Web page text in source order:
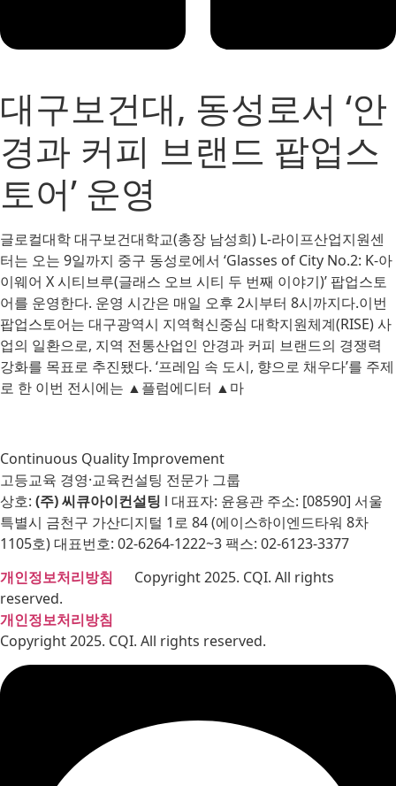
대구보건대, 동성로서 ‘안
경과 커피 브랜드 팝업스
토어’ 운영
글로컬대학 대구보건대학교(총장 남성희) L-라이프산업지원센
터는 오는 9일까지 중구 동성로에서 ‘Glasses of City No.2: K-아
이웨어 X 시티브루(글래스 오브 시티 두 번째 이야기)’ 팝업스토
어를 운영한다. 운영 시간은 매일 오후 2시부터 8시까지다.이번
팝업스토어는 대구광역시 지역혁신중심 대학지원체계(RISE) 사
업의 일환으로, 지역 전통산업인 안경과 커피 브랜드의 경쟁력
강화를 목표로 추진됐다. ‘프레임 속 도시, 향으로 채우다’를 주제
로 한 이번 전시에는 ▲플럼에디터 ▲마
Continuous Quality Improvement
고등교육 경영·교육컨설팅 전문가 그룹
상호: (주) 씨큐아이컨설팅 l 대표자: 윤용관 주소: [08590] 서울
특별시 금천구 가산디지털 1로 84 (에이스하이엔드타워 8차
1105호) 대표번호: 02-6264-1222~3 팩스: 02-6123-3377
개인정보처리방침 Copyright 2025. CQI. All rights
reserved.
개인정보처리방침
Copyright 2025. CQI. All rights reserved.